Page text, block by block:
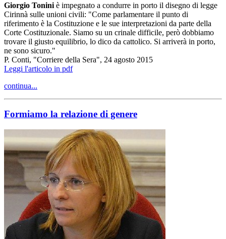
Giorgio Tonini è impegnato a condurre in porto il disegno di legge
Cirinnà sulle unioni civili: "Come parlamentare il punto di
riferimento è la Costituzione e le sue interpretazioni da parte della
Corte Costituzionale. Siamo su un crinale difficile, però dobbiamo
trovare il giusto equilibrio, lo dico da cattolico. Si arriverà in porto,
ne sono sicuro."
P. Conti, "Corriere della Sera", 24 agosto 2015
Leggi l'articolo in pdf
continua...
Formiamo la relazione di genere